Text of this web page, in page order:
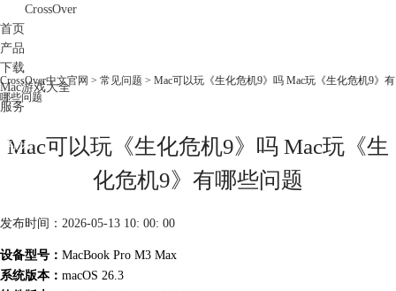
CrossOver
首页
产品
下载
Mac游戏大全
服务
购买
CrossOver中文官网 > 常见问题 > Mac可以玩《生化危机9》吗 Mac玩《生化危机9》有
哪些问题
Mac可以玩《生化危机9》吗 Mac玩《生
化危机9》有哪些问题
发布时间：2026-05-13 10: 00: 00
设备型号： MacBook Pro M3 Max
系统版本： macOS 26.3